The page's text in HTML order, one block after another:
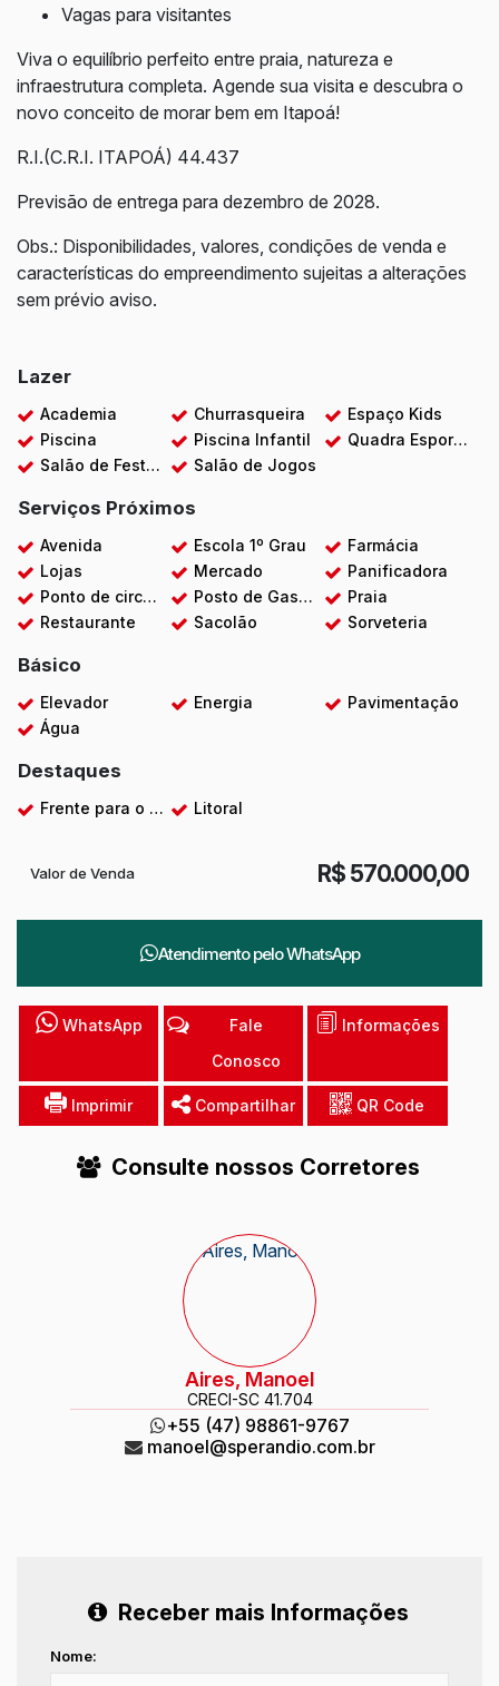
Vagas para visitantes
Viva o equilíbrio perfeito entre praia, natureza e
infraestrutura completa. Agende sua visita e descubra o
novo conceito de morar bem em Itapoá!
R.I.(C.R.I. ITAPOÁ) 44.437
Previsão de entrega para dezembro de 2028.
Obs.: Disponibilidades, valores, condições de venda e
características do empreendimento sujeitas a alterações
sem prévio aviso.
Lazer
Academia Churrasqueira
Espaço Kids
Piscina
Piscina Infantil
Quadra Esportiva
Salão de Festas
Salão de Jogos
Serviços Próximos
Avenida Escola 1º Grau
Farmácia
Lojas
Mercado
Panificadora
Ponto de circular
Posto de Gasolina
Praia
Restaurante
Sacolão Sorveteria
Básico
Elevador Energia
Pavimentação
Água
Destaques
Frente para o Mar Litoral
R$ 570.000,00
Valor de Venda
Atendimento peloWhatsApp
WhatsApp
Fale
Conosco
Informações
Imprimir Compartilhar QR Code
Consulte nossos Corretores
Aires, Manoel
CRECI-SC 41.704
+55 (47) 98861-9767
manoel@sperandio.com.br
Receber mais Informações
Nome: